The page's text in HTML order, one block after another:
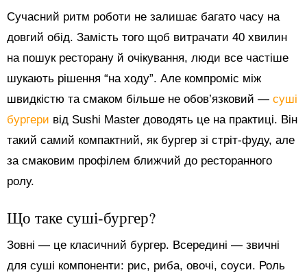
Сучасний ритм роботи не залишає багато часу на
довгий обід. Замість того щоб витрачати 40 хвилин
на пошук ресторану й очікування, люди все частіше
шукають рішення “на ходу”. Але компроміс між
швидкістю та смаком більше не обов’язковий — суші
бургери від Sushi Master доводять це на практиці. Він
такий самий компактний, як бургер зі стріт-фуду, але
за смаковим профілем ближчий до ресторанного
ролу.
Що таке суші-бургер?
Зовні — це класичний бургер. Всередині — звичні
для суші компоненти: рис, риба, овочі, соуси. Роль